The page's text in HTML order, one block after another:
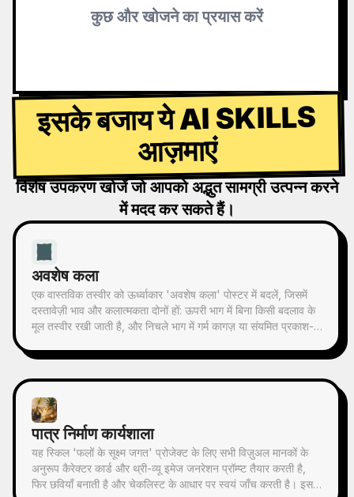
कुछ और खोजने का प्रयास करें
इसके बजाय ये AI SKILLS
आज़माएं
विशेष उपकरण खोजें जो आपको अद्भुत सामग्री उत्पन्न करने
में मदद कर सकते हैं।
अवशेष कला
एक वास्तविक तस्वीर को ऊर्ध्वाकार 'अवशेष कला' पोस्टर में बदलें, जिसमें
दस्तावेज़ी भाव और कलात्मकता दोनों हों: ऊपरी भाग में बिना किसी बदलाव के
मूल तस्वीर रखी जाती है, और निचले भाग में गर्म कागज़ या संयमित प्रकाश-
संकुचित किया जाता है। यह सामान्य चित्रण या सजावटी पोस्टर नहीं है,
प्रकाश-छाया संबंधों को उभारता है, ताकि विषय थंबनेल में भी पहचाना जा
सके। चित्र का समग्र वातावरण शांत, संयमित और आधुनिक प्रिंट जैसी
बनावट पर ज़ोर देता है; रंग मूल छवि से लिए जाते हैं, जिनमें मुख्य रूप से गहरा
नीला, स्याही काला, ग्रे-हरा, पत्थरीला रंग या कम-संतृप्त गर्म रंग होते हैं, और
उचित स्थान पर एक छोटा गर्म रंग का निशान जोड़ा जाता है। शीर्षक आमतौर
पर बहुत छोटा, काव्यात्मक और गैलरी लेबल जैसा रखा जाता है, ताकि यह
पात्र निर्माण कार्यशाला
यह स्किल 'फलों के सूक्ष्म जगत' प्रोजेक्ट के लिए सभी विज़ुअल मानकों के
अनुरूप कैरेक्टर कार्ड और थ्री-व्यू इमेज जनरेशन प्रॉम्प्ट तैयार करती है,
फिर छवियाँ बनाती है और चेकलिस्ट के आधार पर स्वयं जाँच करती है। इससे